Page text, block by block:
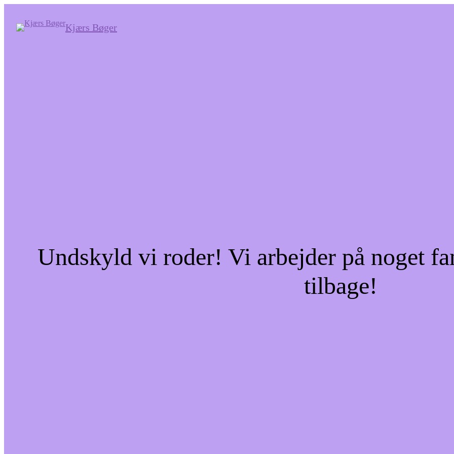
Kjærs Bøger
Undskyld vi roder! Vi arbejder på noget
tilbage!